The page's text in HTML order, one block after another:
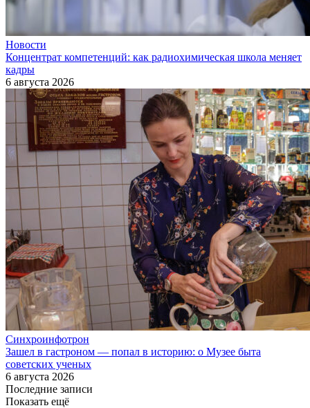
Новости
Концентрат компетенций: как радиохимическая школа меняет
кадры
6 августа 2026
Синхроинфотрон
Зашел в гастроном — попал в историю: о Музее быта
советских ученых
6 августа 2026
Последние записи
Показать ещё